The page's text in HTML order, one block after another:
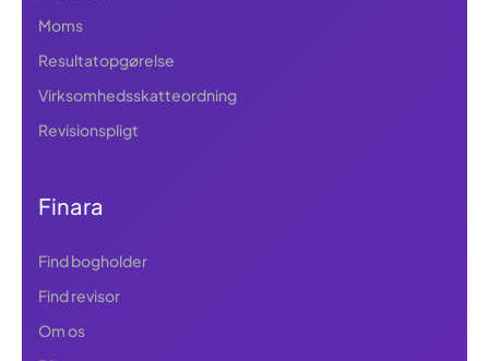
Moms
Resultatopgørelse
Virksomhedsskatteordning
Revisionspligt
Finara
Find bogholder
Find revisor
Om os